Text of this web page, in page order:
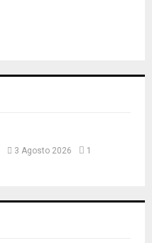
3 Agosto 2026 1